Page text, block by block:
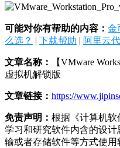
可能对你有帮助的内容： 金
么选？ | 下载帮助 | 阿里云
文章名称：
【VMware
虚拟机解锁版
文章链接： https://
免责声明： 根据《计算机软
学习和研究软件内含的设
输或者存储软件等方式使